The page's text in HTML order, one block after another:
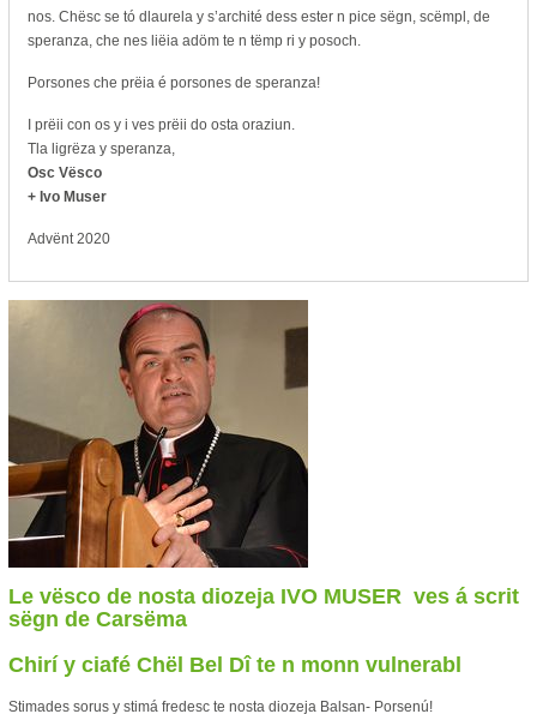
nos. Chësc se tó dlaurela y s’archité dess ester n pice sëgn, scëmpl, de
speranza, che nes liëia adöm te n tëmp ri y posoch.
Porsones che prëia é porsones de speranza!
I prëii con os y i ves prëii do osta oraziun.
Tla ligrëza y speranza,
Osc Vësco
+ Ivo Muser
Advënt 2020
Le vësco de nosta diozeja IVO MUSER ves á scrit
sëgn de Carsëma
Chirí y ciafé Chël Bel Dî te n monn vulnerabl
Stimades sorus y stimá fredesc te nosta diozeja Balsan- Porsenú!